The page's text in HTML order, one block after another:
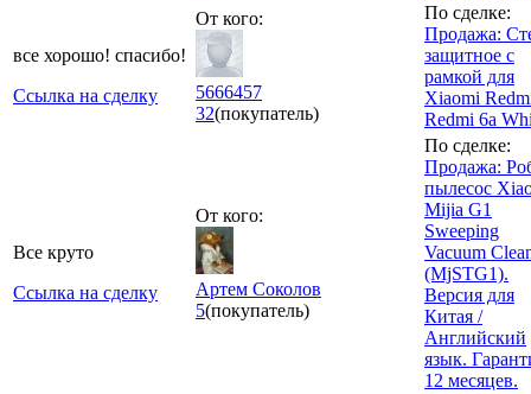
все хорошо! спасибо!
Ссылка на сделку
От кого:
5666457
32(покупатель)
По сделке:
Продажа:
защитное с
рамкой для
Xiaomi
Redmi 6a
Все круто
Ссылка на сделку
От кого:
Артем Соколов
5(покупатель)
По сделке:
Продажа:
пылесос
Mijia G1
Sweeping
Vacuum
(MjSTG1).
Версия для
Китая /
Английский
язык.
12 месяцев.